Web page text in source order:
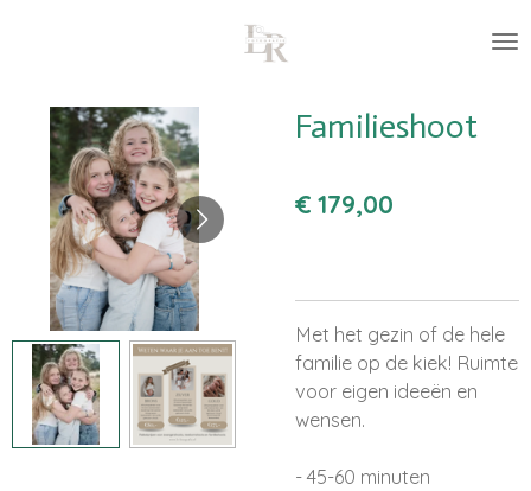
hoofdinhoud
Familieshoot
€ 179,00
Met het gezin of de hele
familie op de kiek! Ruimte
voor eigen ideeën en
wensen.
- 45-60 minuten